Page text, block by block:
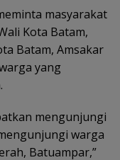
masyarakat
Kota Batam,
Batam, Amsakar
yang
mengunjungi
warga
Batuampar,”